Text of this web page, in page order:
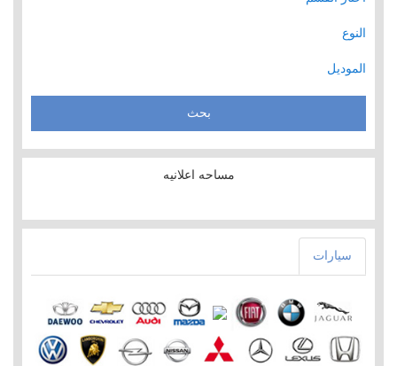
النوع
الموديل
مساحه اعلانيه
سيارات